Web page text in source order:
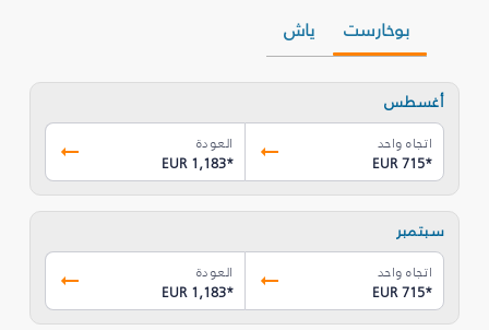
بوخارست ياش
أغسطس
اتجاه واحد
EUR 715*
العودة
EUR 1,183*
سبتمبر
اتجاه واحد
EUR 715*
العودة
EUR 1,183*